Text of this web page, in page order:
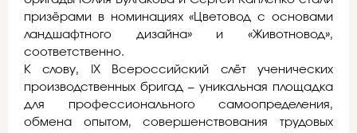
призёрами в номинациях «Цветовод с основами
ландшафтного дизайна» и «Животновод»,
соответственно.
К слову, IX Всероссийский слёт ученических
производственных бригад – уникальная площадка
для профессионального самоопределения,
обмена опытом, совершенствования трудовых